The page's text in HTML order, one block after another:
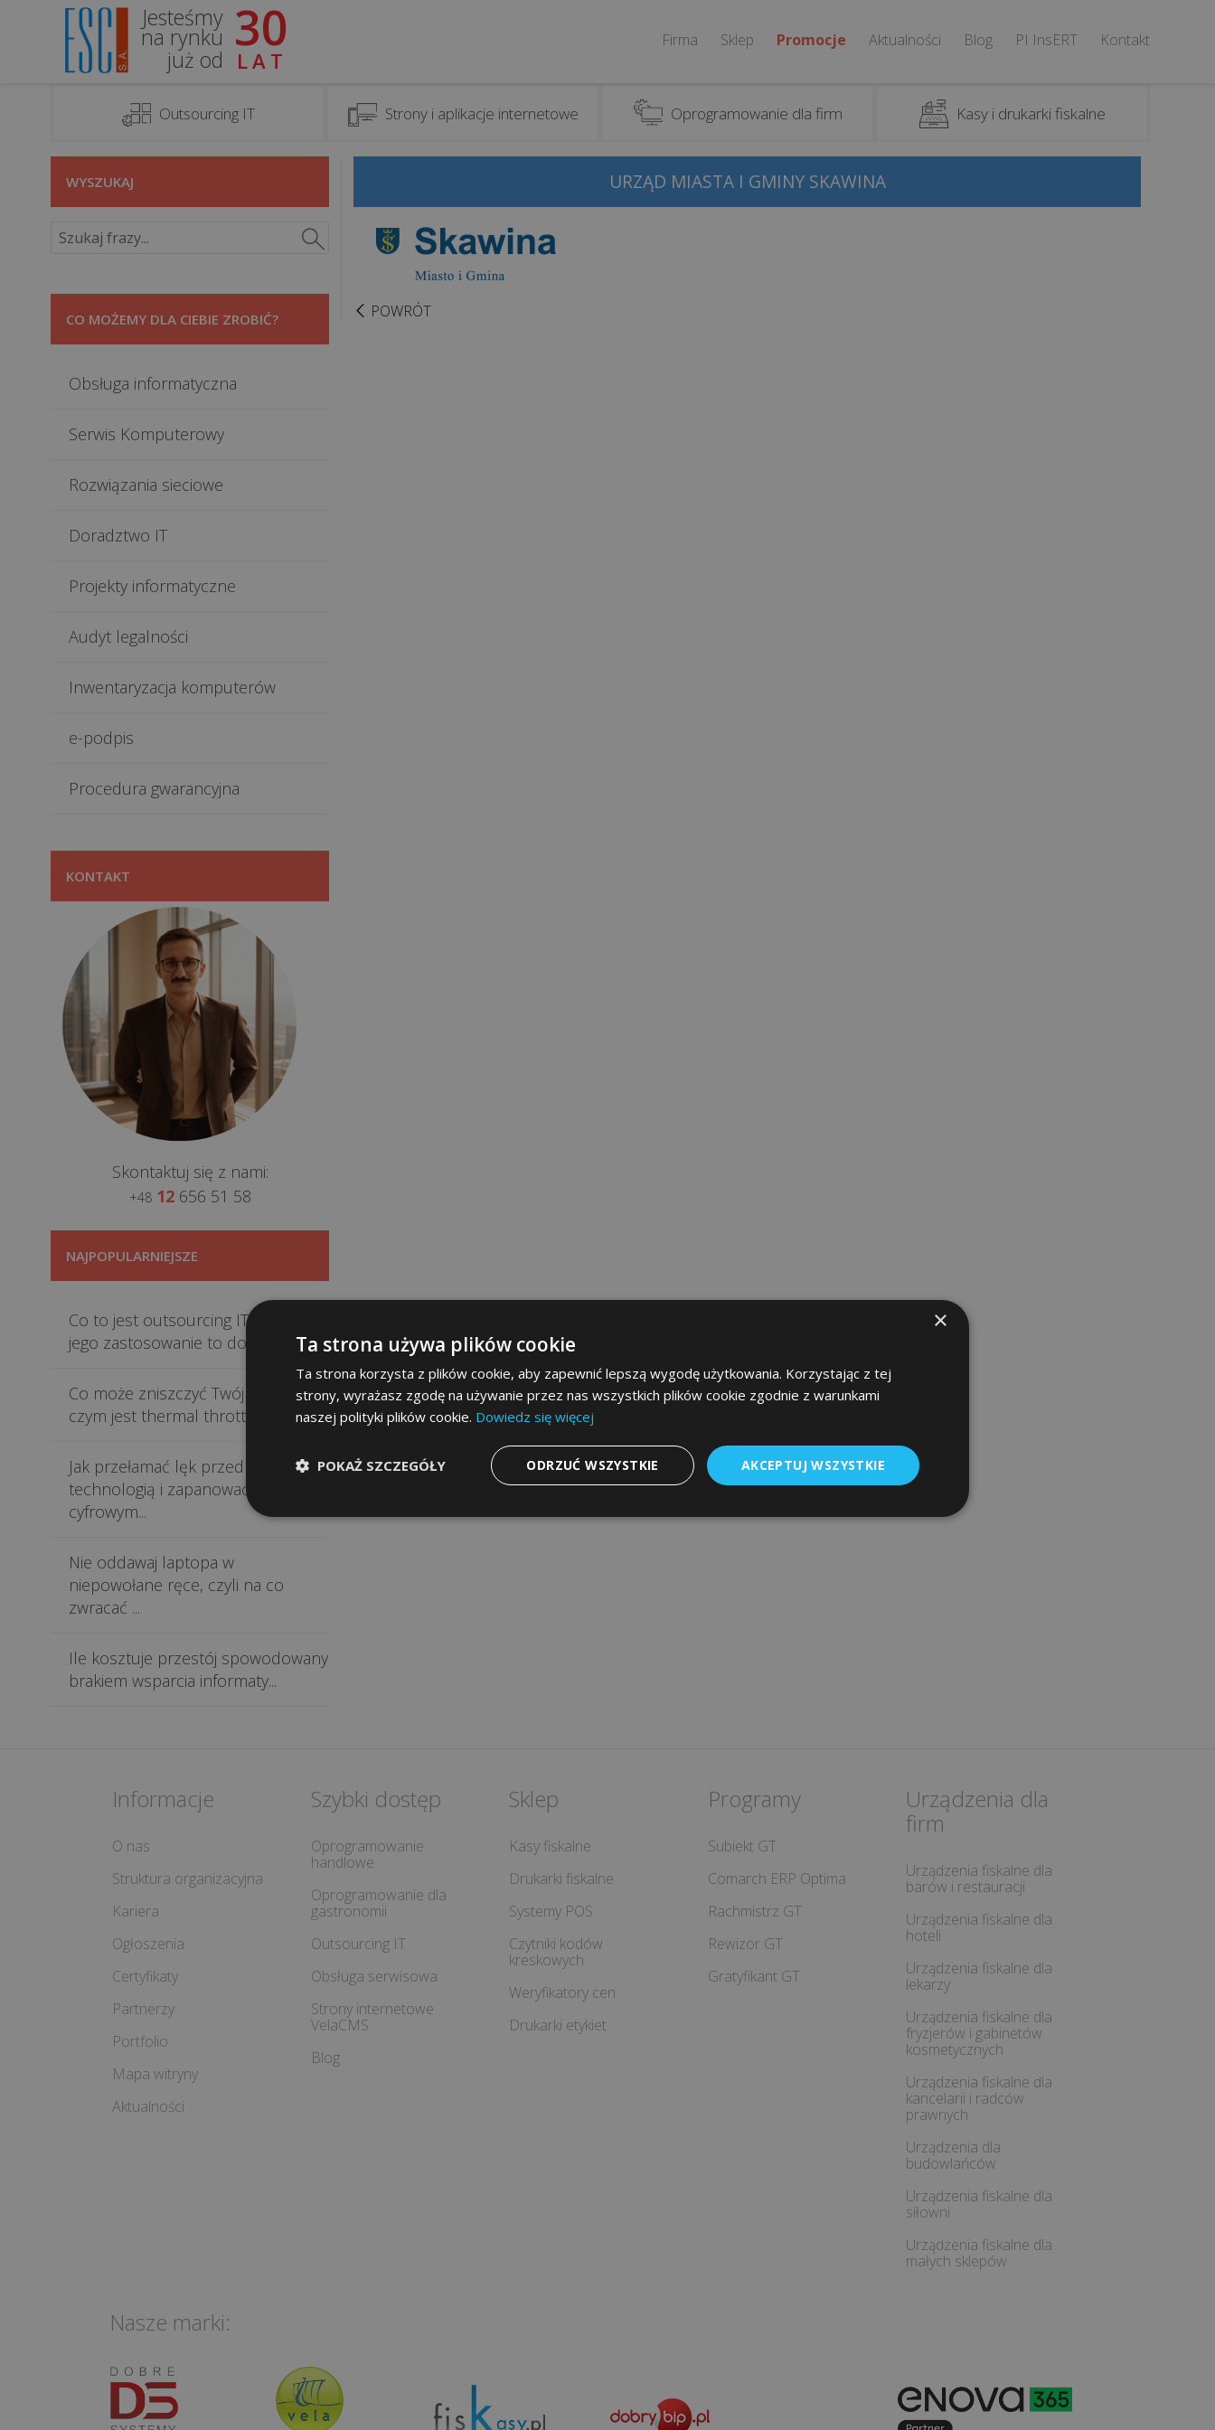
Jesteśmy
na rynku
już od
30
LAT
Firma Sklep Promocje Aktualności Blog PI InsERT Kontakt
Outsourcing IT Strony i aplikacje internetowe Oprogramowanie dla firm Kasy i drukarki fiskalne
WYSZUKAJ
CO MOŻEMY DLA CIEBIE ZROBIĆ?
Obsługa informatyczna
Serwis Komputerowy
Rozwiązania sieciowe
Doradztwo IT
Projekty informatyczne
Audyt legalności
Inwentaryzacja komputerów
e-podpis
Procedura gwarancyjna
KONTAKT
Skontaktuj się z nami:
+48 12656 51 58
NAJPOPULARNIEJSZE
Co to jest outsourcing IT i dlaczego
jego zastosowanie to do...
Co może zniszczyć Twój sprzęt i
czym jest thermal throttling...
Jak przełamać lęk przed
technologią i zapanować nad
cyfrowym...
Nie oddawaj laptopa w
niepowołane ręce, czyli na co
zwracać ...
Ile kosztuje przestój spowodowany
brakiem wsparcia informaty...
URZĄD MIASTA I GMINY SKAWINA
POWRÓT
Informacje
O nas
Struktura organizacyjna
Kariera
Ogłoszenia
Certyfikaty
Partnerzy
Portfolio
Mapa witryny
Aktualności
Szybki dostęp
Oprogramowanie
handlowe
Oprogramowanie dla
gastronomii
Outsourcing IT
Obsługa serwisowa
Strony internetowe
VelaCMS
Blog
Sklep
Kasy fiskalne
Drukarki fiskalne
Systemy POS
Czytniki kodów
kreskowych
Weryfikatory cen
Drukarki etykiet
Programy
Subiekt GT
Comarch ERP Optima
Rachmistrz GT
Rewizor GT
Gratyfikant GT
Urządzenia dla
firm
Urządzenia fiskalne dla
barów i restauracji
Urządzenia fiskalne dla
hoteli
Urządzenia fiskalne dla
lekarzy
Urządzenia fiskalne dla
fryzjerów i gabinetów
kosmetycznych
Urządzenia fiskalne dla
kancelarii i radców
prawnych
Urządzenia dla
budowlańców
Urządzenia fiskalne dla
siłowni
Urządzenia fiskalne dla
małych sklepów
Nasze marki:
×
Ta strona używa plików cookie
Ta strona korzysta z plików cookie, aby zapewnić lepszą wygodę użytkowania. Korzystając z tej
strony, wyrażasz zgodę na używanie przez nas wszystkich plików cookie zgodnie z warunkami
naszej polityki plików cookie. Dowiedz się więcej
AKCEPTUJ WSZYSTKIE
ODRZUĆ WSZYSTKIE
POKAŻ SZCZEGÓŁY